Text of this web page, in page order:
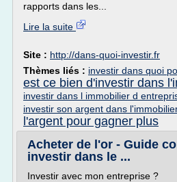
rapports dans les...
Lire la suite
Site : http://dans-quoi-investir.fr
Thèmes liés : investir dans quoi
est ce bien d'investir dans
investir dans l immobilier d
investir son argent dans
l'argent pour gagner plus
Acheter de l'or - Guide
investir dans le ...
Investir avec mon entreprise ?